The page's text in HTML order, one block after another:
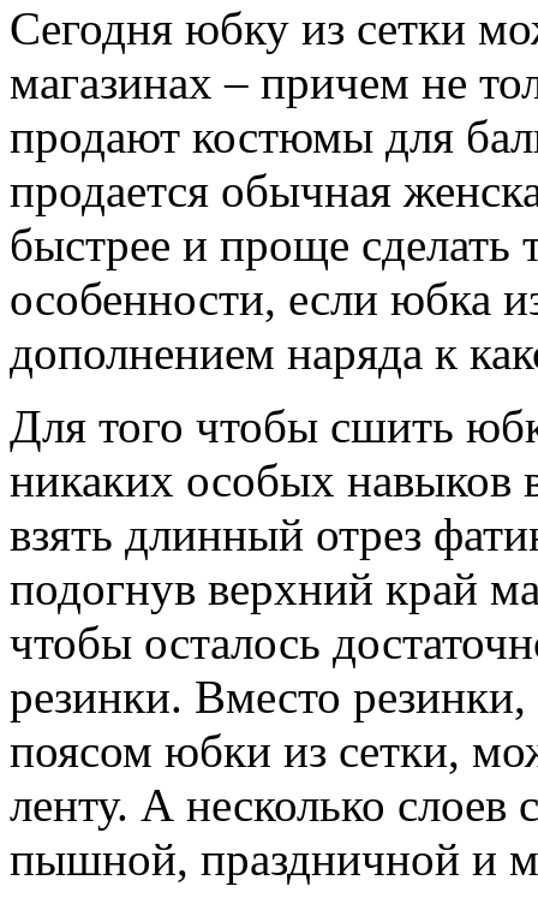
Сегодня юбку из сетки
магазинах – причем не
продают костюмы для
продается обычная
быстрее и проще
особенности, если юбка
дополнением наряда к
Для того чтобы сшить
никаких особых навыков
взять длинный отрез
подогнув верхний край
чтобы осталось
резинки. Вместо
поясом юбки из сетки,
ленту. А несколько слоев
пышной, праздничной и